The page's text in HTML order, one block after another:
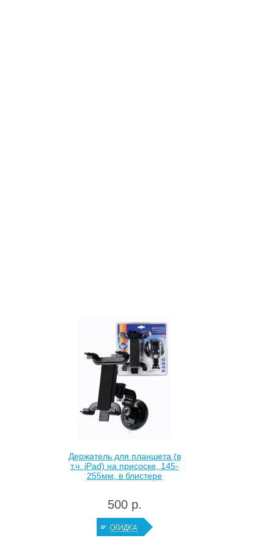
Держатель для планшета (в
т.ч. iPad) на присоске, 145-
255мм, в блистере
500 р.